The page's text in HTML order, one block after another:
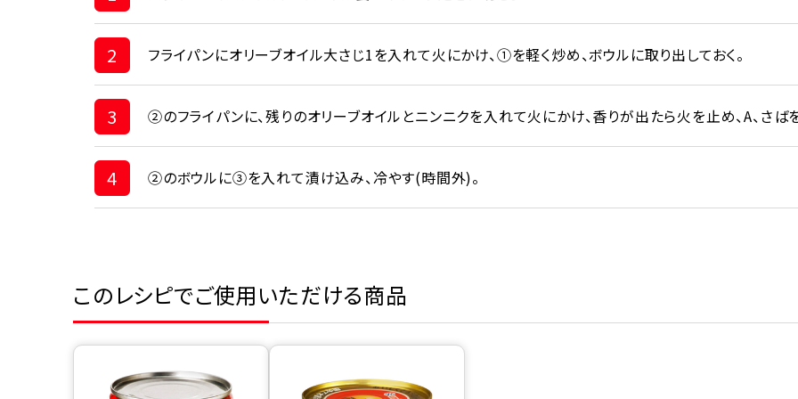
2 フライパンにオリーブオイル大さじ1を入れて火にかけ、①を軽く炒め、ボウルに取り出しておく。
3 ②のフライパンに、残りのオリーブオイルとニンニクを入れて火にかけ、香りが出たら火を止め、A、さば
4 ②のボウルに③を入れて漬け込み、冷やす(時間外)。
このレシピでご使用いただける商品